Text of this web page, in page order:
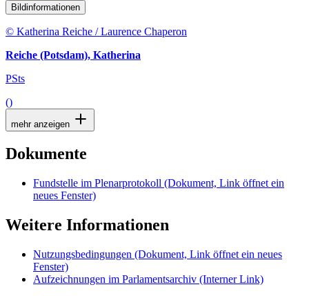
Bildinformationen
© Katherina Reiche / Laurence Chaperon
Reiche (Potsdam), Katherina
PSts
()
mehr anzeigen
Dokumente
Fundstelle im Plenarprotokoll (Dokument, Link öffnet ein
neues Fenster)
Weitere Informationen
Nutzungsbedingungen (Dokument, Link öffnet ein neues
Fenster)
Aufzeichnungen im Parlamentsarchiv (Interner Link)